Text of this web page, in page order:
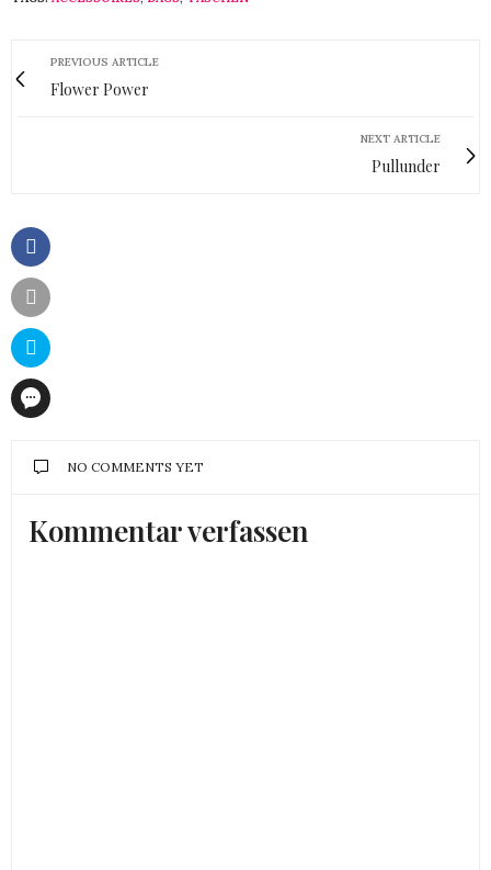
PREVIOUS ARTICLE
Flower Power
NEXT ARTICLE
Pullunder
NO COMMENTS YET
Kommentar verfassen